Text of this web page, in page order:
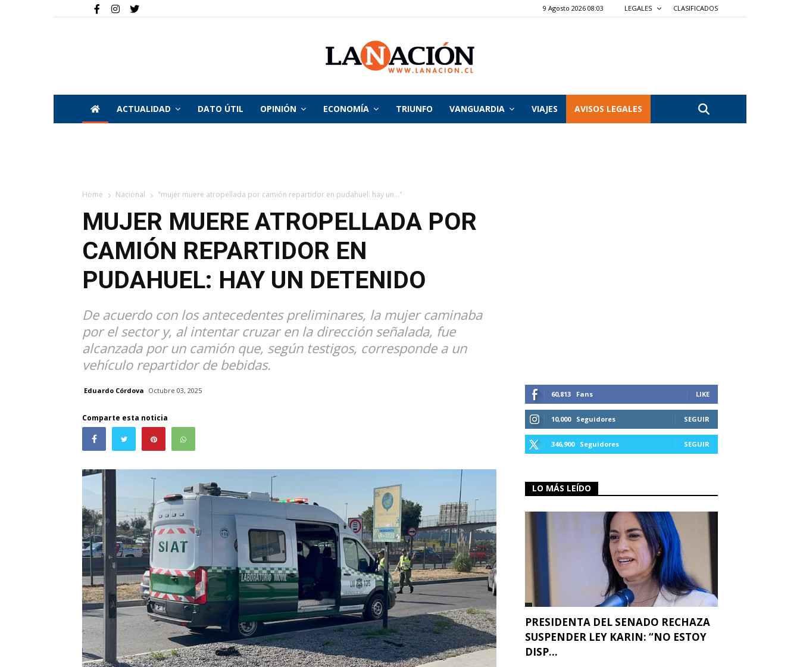
9 Agosto 2026 08:03 LEGALES CLASIFICADOS
La
ACTUALIDAD DATO ÚTIL OPINIÓN ECONOMÍA TRIUNFO VANGUARDIA VIAJES AVISOS LEGALES
Home Nacional "mujer muere atropellada por camión repartidor en pudahuel: hay un..."
MUJER MUERE ATROPELLADA POR
CAMIÓN REPARTIDOR EN
PUDAHUEL: HAY UN DETENIDO
De acuerdo con los antecedentes preliminares, la mujer caminaba
por el sector y, al intentar cruzar en la dirección señalada, fue
alcanzada por un camión que, según testigos, corresponde a un
vehículo repartidor de bebidas.
Eduardo Córdova Octubre 03, 2025
Comparte esta noticia
60,813 Fans LIKE
10,000 Seguidores SEGUIR
346,900 Seguidores SEGUIR
LO MÁS LEÍDO
PRESIDENTA DEL SENADO RECHAZA
SUSPENDER LEY KARIN: “NO ESTOY
DISP...